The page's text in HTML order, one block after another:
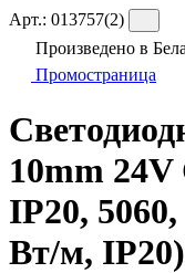
Арт.: 013757(2)
Произведено в
Промостраница
10mm
IP20,
Вт/м,